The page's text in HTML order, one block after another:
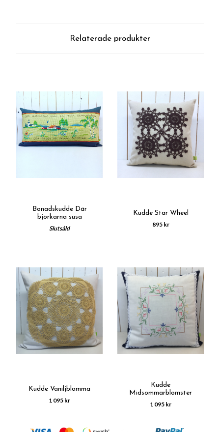
Relaterade produkter
Bonadskudde Där
björkarna susa
Slutsåld
Kudde Star Wheel
895 kr
Kudde Vaniljblomma
1 095 kr
Kudde
Midsommarblomster
1 095 kr